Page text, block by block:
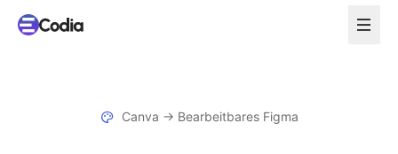
Canva → Bearbeitbares Figma